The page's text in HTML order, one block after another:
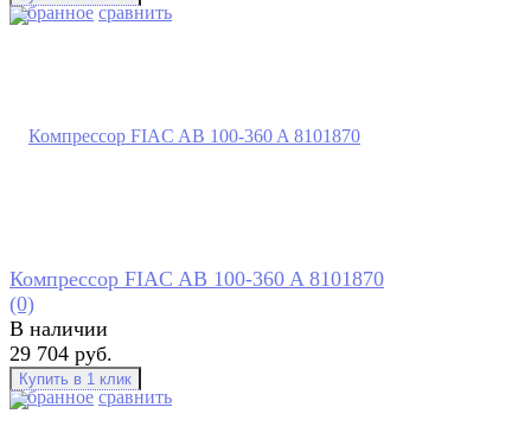
избранное сравнить
избранное сравнить
Компрессор FIAC AB 100-360 A 8101870
(0)
В наличии
29 704 руб.